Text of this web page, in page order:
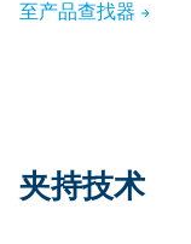
至产品查找器
夹持技术